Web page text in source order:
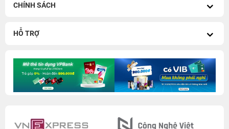
CHÍNH SÁCH
HỖ TRỢ